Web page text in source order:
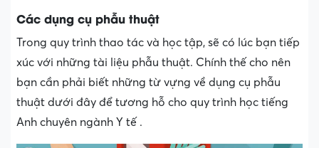
Các dụng cụ phẫu thuật
Trong quy trình thao tác và học tập, sẽ có lúc bạn tiếp
xúc với những tài liệu phẫu thuật. Chính thế cho nên
bạn cần phải biết những từ vựng về dụng cụ phẫu
thuật dưới đây để tương hỗ cho quy trình học tiếng
Anh chuyên ngành Y tế .